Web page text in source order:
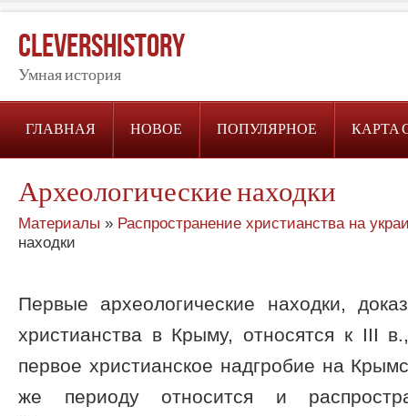
CleversHistory
Умная история
ГЛАВНАЯ НОВОЕ ПОПУЛЯРНОЕ КАРТА
Археологические находки
Материалы » Распространение христианства на
находки
Первые археологические находки,
христианства в Крыму, относятся к III
первое христианское надгробие на
же периоду относится и